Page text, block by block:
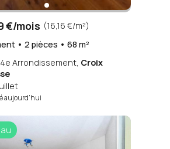
€/mois (16,16 €/m²)
• 2 pièces • 68 m²
Arrondissement, Croix
aujourd'hui